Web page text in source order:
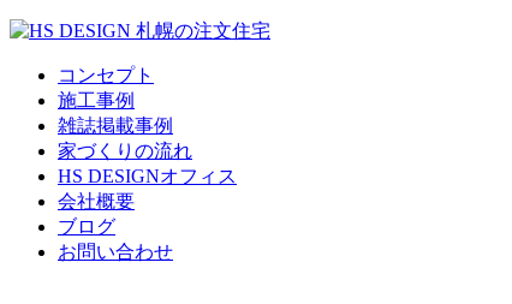
コンセプト
施工事例
雑誌掲載事例
家づくりの流れ
HS DESIGNオフィス
会社概要
ブログ
お問い合わせ